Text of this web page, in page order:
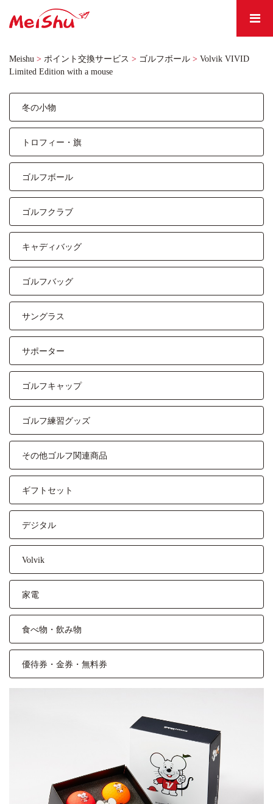
Meishu > ポイント交換サービス > ゴルフボール > Volvik VIVID
Limited Edition with a mouse
冬の小物
トロフィー・旗
ゴルフボール
ゴルフクラブ
キャディバッグ
ゴルフバッグ
サングラス
サポーター
ゴルフキャップ
ゴルフ練習グッズ
その他ゴルフ関連商品
ギフトセット
デジタル
Volvik
家電
食べ物・飲み物
優待券・金券・無料券